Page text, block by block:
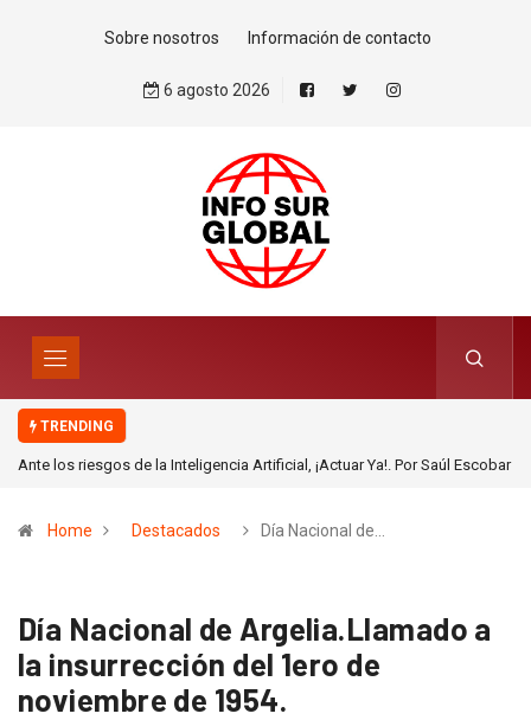
Sobre nosotros Información de contacto
6 agosto 2026
TRENDING
Ante los riesgos de la Inteligencia Artificial, ¡Actuar Ya!. Por Saúl Escobar
Home Destacados Día Nacional de…
Día Nacional de Argelia.Llamado a
la insurrección del 1ero de
noviembre de 1954.